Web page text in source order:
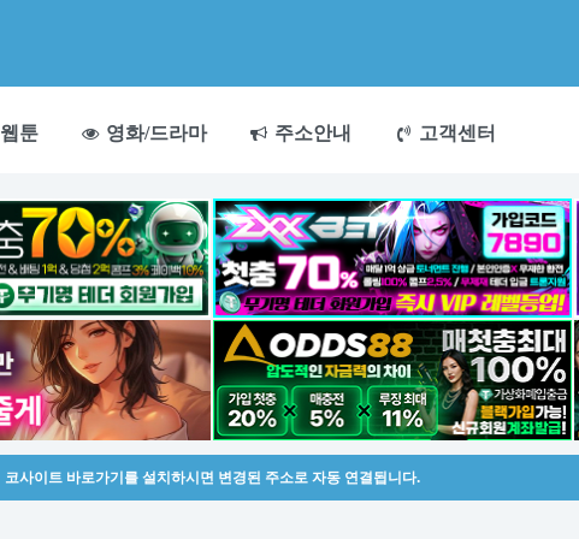
웹툰 영화/드라마 주소안내 고객센터
코사이트 바로가기를 설치하시면 변경된 주소로 자동 연결됩니다.